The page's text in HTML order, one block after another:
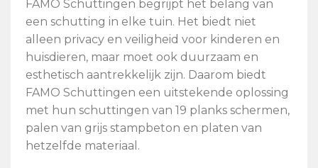
FAMO Schuttingen begrijpt het belang van
een schutting in elke tuin. Het biedt niet
alleen privacy en veiligheid voor kinderen en
huisdieren, maar moet ook duurzaam en
esthetisch aantrekkelijk zijn. Daarom biedt
FAMO Schuttingen een uitstekende oplossing
met hun schuttingen van 19 planks schermen,
palen van grijs stampbeton en platen van
hetzelfde materiaal.